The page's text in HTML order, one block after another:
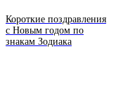
Короткие поздравления
с Новым годом по
знакам Зодиака